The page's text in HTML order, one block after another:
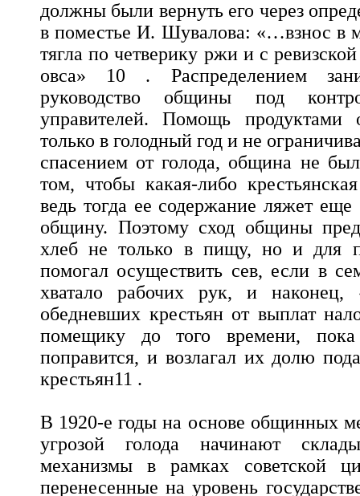
должны были вернуть его через
в поместье И. Шувалова: «…взнос в
тягла по четверику ржи и с
овса» 10 . Распределением
руководство общины под
управителей. Помощь продуктами
только в голодный год и не
спасением от голода, община не
том, чтобы какая-либо
ведь тогда ее содержание ляжет
общину. Поэтому сход общины
хлеб не только в пищу, но и для
помогал осуществить сев, если в
хватало рабочих рук, и наконец,
обедневших крестьян от выплат
помещику до того времени,
поправится, и возлагал их долю
крестьян11 .
В 1920-е годы на основе общинных
угрозой голода начинают
механизмы в рамках советской
перенесенные на уровень